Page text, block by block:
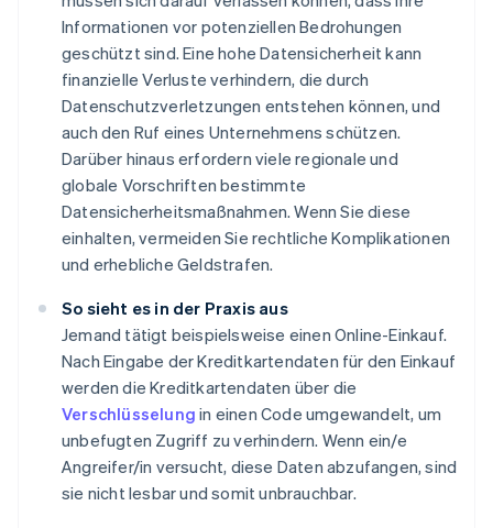
Informationen vor potenziellen Bedrohungen
geschützt sind. Eine hohe Datensicherheit kann
finanzielle Verluste verhindern, die durch
Datenschutzverletzungen entstehen können, und
auch den Ruf eines Unternehmens schützen.
Darüber hinaus erfordern viele regionale und
globale Vorschriften bestimmte
Datensicherheitsmaßnahmen. Wenn Sie diese
einhalten, vermeiden Sie rechtliche Komplikationen
und erhebliche Geldstrafen.
So sieht es in der Praxis aus
Jemand tätigt beispielsweise einen Online-Einkauf.
Nach Eingabe der Kreditkartendaten für den Einkauf
werden die Kreditkartendaten über die
Verschlüsselung in einen Code umgewandelt, um
unbefugten Zugriff zu verhindern. Wenn ein/e
Angreifer/in versucht, diese Daten abzufangen, sind
sie nicht lesbar und somit unbrauchbar.